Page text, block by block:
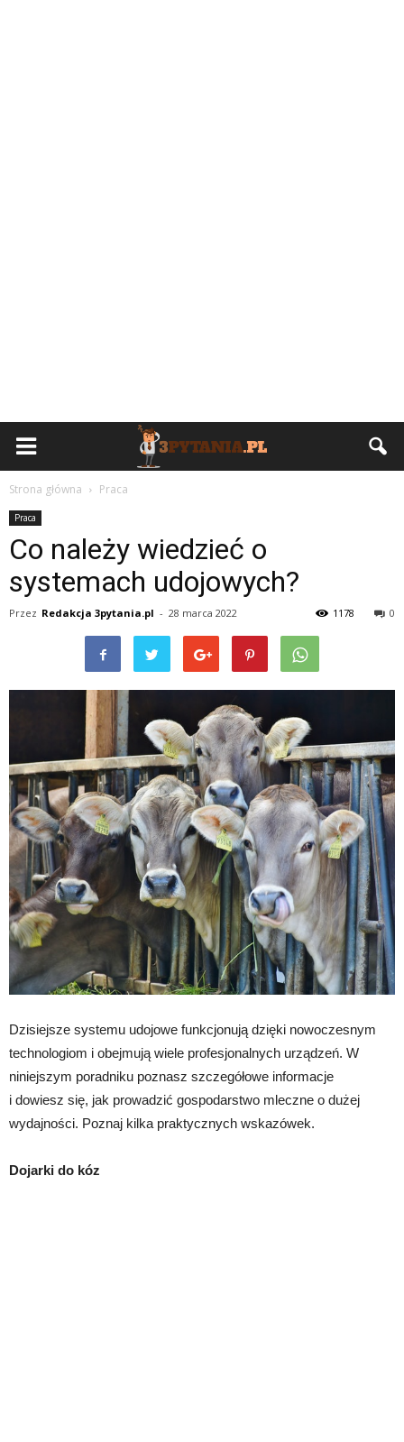
Strona główna Praca
Praca
Co należy wiedzieć o
systemach udojowych?
Przez Redakcja 3pytania.pl - 28 marca 2022 0
1178
Dzisiejsze systemu udojowe funkcjonują dzięki nowoczesnym
technologiom i obejmują wiele profesjonalnych urządzeń. W
niniejszym poradniku poznasz szczegółowe informacje
i dowiesz się, jak prowadzić gospodarstwo mleczne o dużej
wydajności. Poznaj kilka praktycznych wskazówek.
Dojarki do kóz